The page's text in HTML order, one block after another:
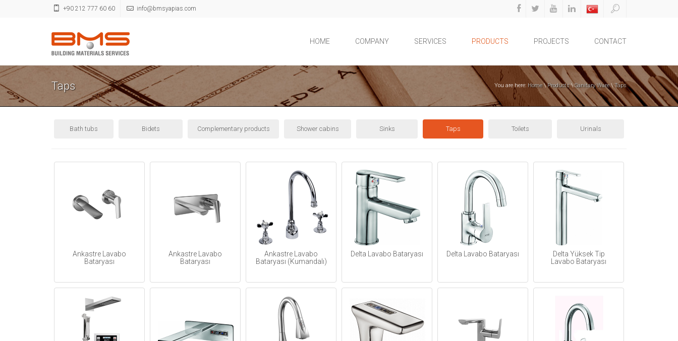
+90 212 777 60 60 info@bmsyapias.com
HOME COMPANY SERVICES PRODUCTS PROJECTS CONTACT
Taps You are here: Home\Products\Sanitary Ware\Taps
Bath tubs Bidets Complementary products Shower cabins Sinks Taps Toilets Urinals
Ankastre Lavabo
Bataryası
Ankastre Lavabo
Bataryası
Ankastre Lavabo
Bataryası (Kumandalı)
Delta Lavabo Bataryası Delta Lavabo Bataryası
Delta Yüksek Tip
Lavabo Bataryası